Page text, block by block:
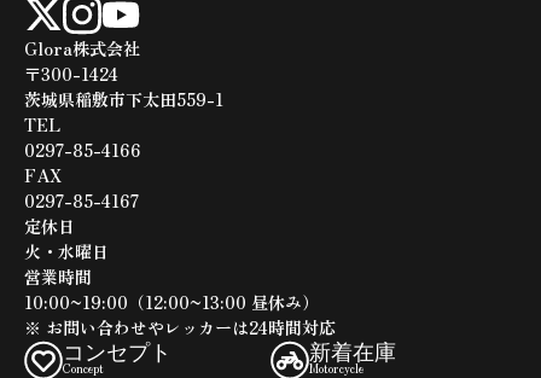
ました！！これから楽しいバイクラフを送って頂けると
嬉しいです(^^)また何かあればいつでもご連絡くださ
い！スタッフ一同、またお会いできる日を心よりお待ち
しております！
Glora株式会社
〒300-1424
茨城県稲敷市下太田559-1
TEL​​​​​​​
0297-85-4166
FAX
0297-85-4167
定休日
火・水曜日
営業時間
10:00~19:00（12:00~13:00 昼休み）
※ お問い合わせやレッカーは24時間対応
コンセプト
Concept 新着在庫
Motorcycle